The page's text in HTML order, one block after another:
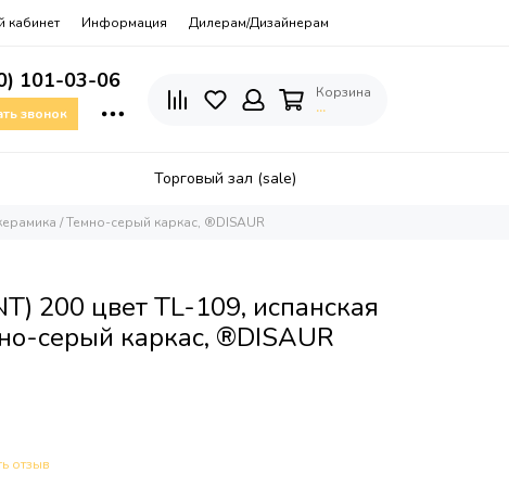
кабинет Информация Дилерам/Дизайнерам
101-03-06
звонок
Корзина
…
Торговый зал (sale)
/ Темно-серый каркас, ®DISAUR
200 цвет TL-109, испанская
серый каркас, ®DISAUR
отзыв